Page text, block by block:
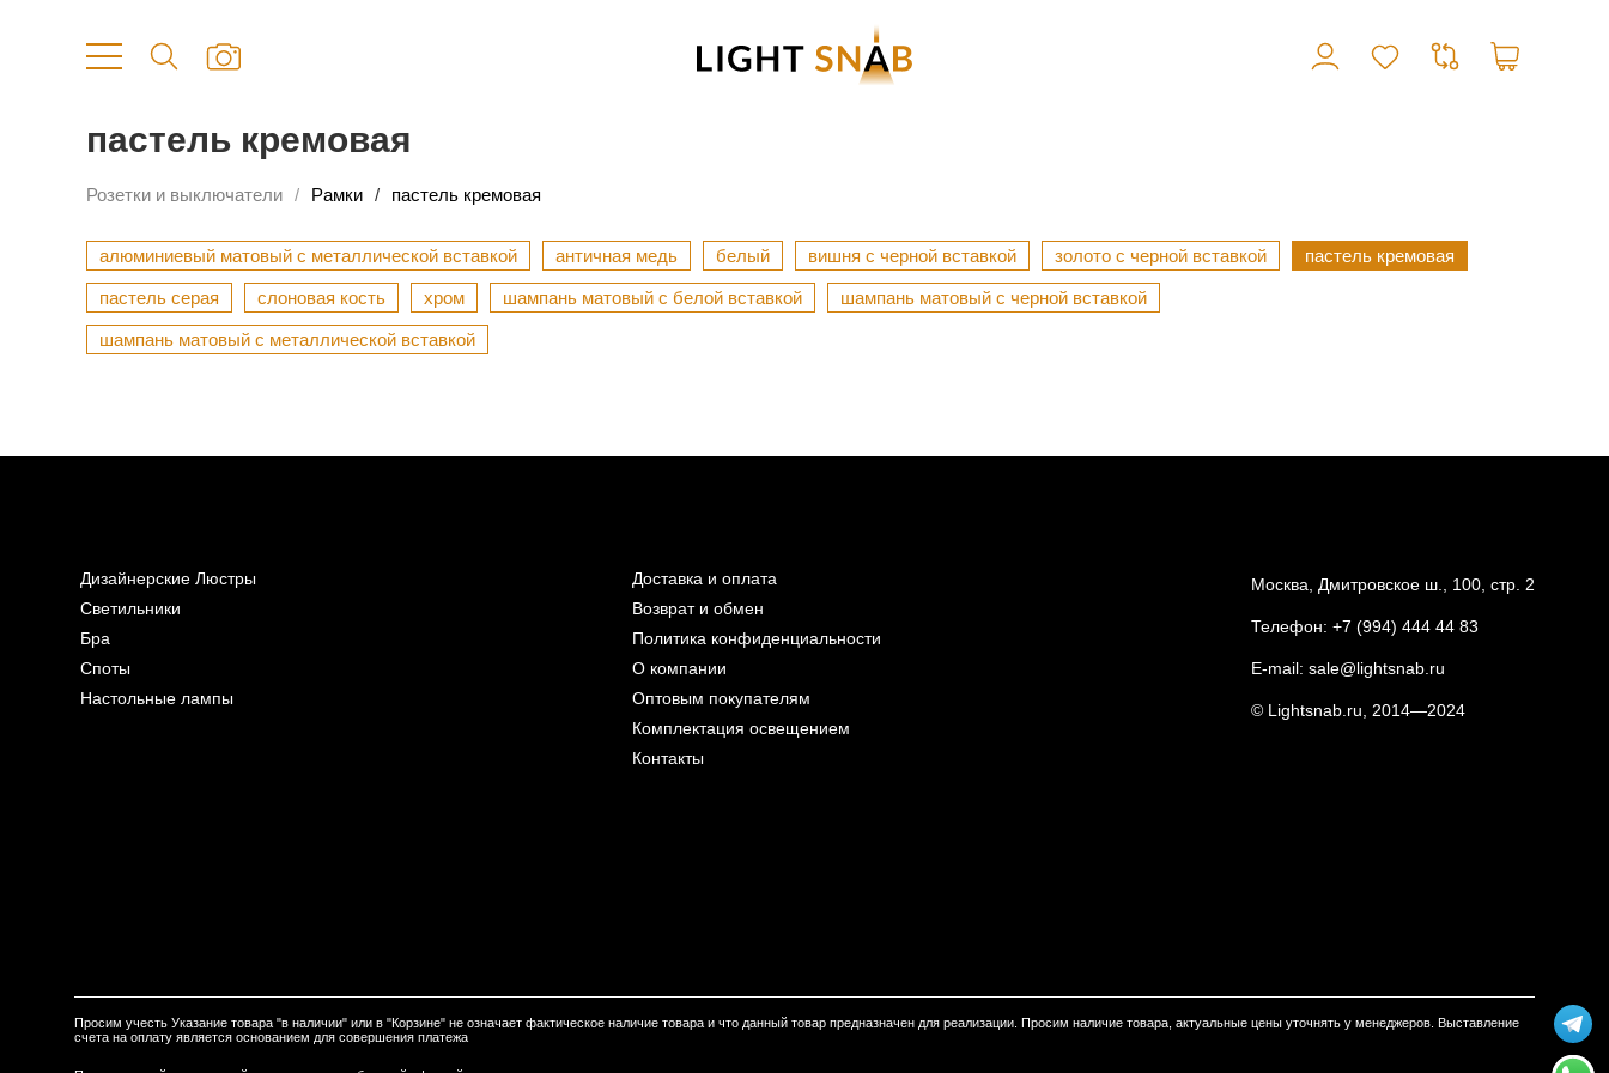
пастель кремовая
Розетки и выключатели Рамки пастель кремовая
алюминиевый матовый с металлической вставкой античная медь белый вишня с черной вставкой золото с черной вставкой пастель кремовая
пастель серая слоновая кость хром шампань матовый с белой вставкой шампань матовый с черной вставкой
шампань матовый с металлической вставкой
Дизайнерские Люстры
Светильники
Бра
Споты
Настольные лампы
Доставка и оплата
Возврат и обмен
Политика конфиденциальности
О компании
Оптовым покупателям
Комплектация освещением
Контакты
Москва, Дмитровское ш., 100, стр. 2
Телефон: +7 (994) 444 44 83
E-mail: sale@lightsnab.ru
© Lightsnab.ru, 2014—2024
Просим учесть Указание товара "в наличии" или в "Корзине" не означает фактическое наличие товара и что данный товар предназначен для реализации. Просим наличие товара, актуальные цены уточнять у менеджеров. Выставление
счета на оплату является основанием для совершения платежа